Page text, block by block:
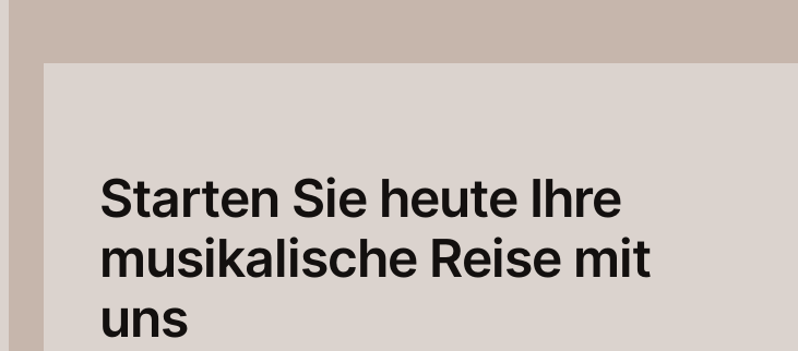
Starten Sie heute Ihre
musikalische Reise mit
uns